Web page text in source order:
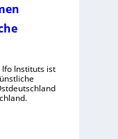
Instituts ist